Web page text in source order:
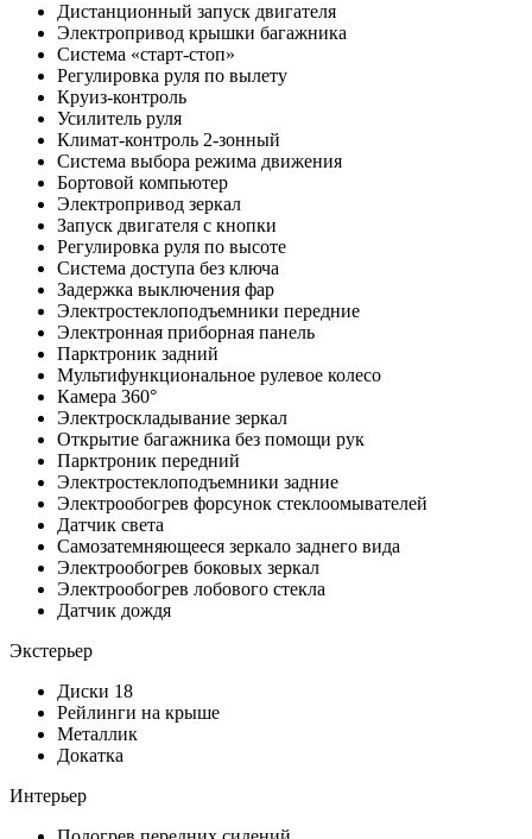
Дистанционный запуск двигателя
Электропривод крышки багажника
Система «старт-стоп»
Регулировка руля по вылету
Круиз-контроль
Усилитель руля
Климат-контроль 2-зонный
Система выбора режима движения
Бортовой компьютер
Электропривод зеркал
Запуск двигателя с кнопки
Регулировка руля по высоте
Система доступа без ключа
Задержка выключения фар
Электростеклоподъемники передние
Электронная приборная панель
Парктроник задний
Мультифункциональное рулевое колесо
Камера 360°
Электроскладывание зеркал
Открытие багажника без помощи рук
Парктроник передний
Электростеклоподъемники задние
Электрообогрев форсунок стеклоомывателей
Датчик света
Самозатемняющееся зеркало заднего вида
Электрообогрев боковых зеркал
Электрообогрев лобового стекла
Датчик дождя
Экстерьер
Диски 18
Рейлинги на крыше
Металлик
Докатка
Интерьер